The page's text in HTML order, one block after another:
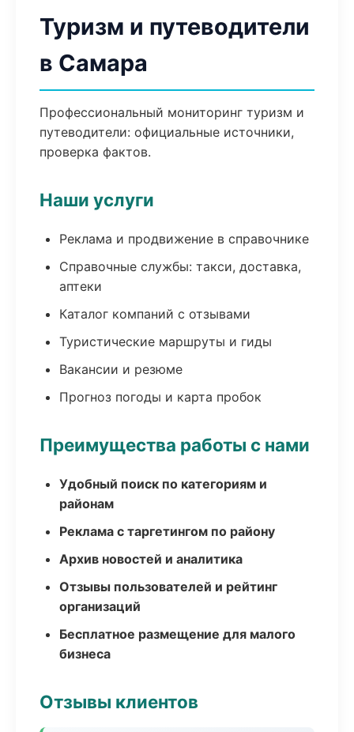
Туризм и путеводители
в Самара
Профессиональный мониторинг туризм и
путеводители: официальные источники,
проверка фактов.
Наши услуги
Реклама и продвижение в справочнике
Справочные службы: такси, доставка,
аптеки
Каталог компаний с отзывами
Туристические маршруты и гиды
Вакансии и резюме
Прогноз погоды и карта пробок
Преимущества работы с нами
Удобный поиск по категориям и
районам
Реклама с таргетингом по району
Архив новостей и аналитика
Отзывы пользователей и рейтинг
организаций
Бесплатное размещение для малого
бизнеса
Отзывы клиентов